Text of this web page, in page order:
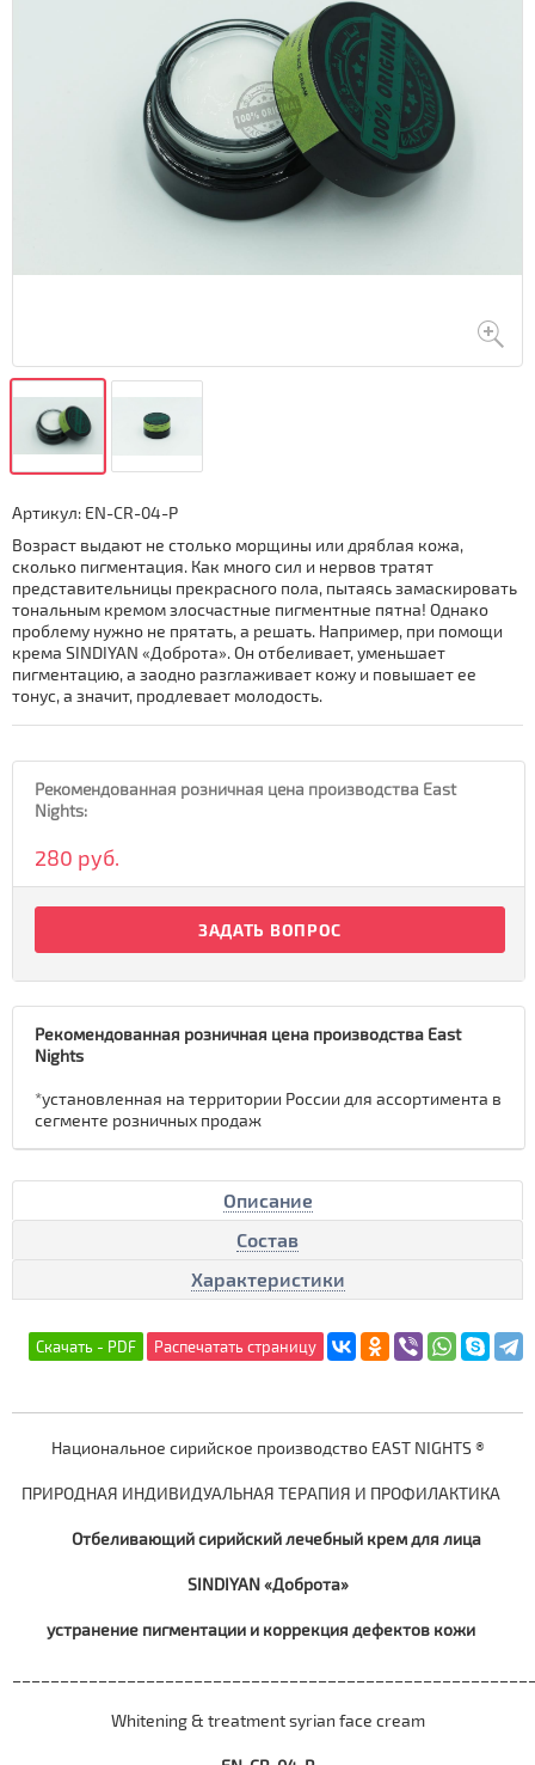
Артикул: EN-CR-04-P
Возраст выдают не столько морщины или дряблая кожа,
сколько пигментация. Как много сил и нервов тратят
представительницы прекрасного пола, пытаясь замаскировать
тональным кремом злосчастные пигментные пятна! Однако
проблему нужно не прятать, а решать. Например, при помощи
крема SINDIYAN «Доброта». Он отбеливает, уменьшает
пигментацию, а заодно разглаживает кожу и повышает ее
тонус, а значит, продлевает молодость.
Рекомендованная розничная цена производства East
Nights:
280 руб.
ЗАДАТЬ ВОПРОС
Рекомендованная розничная цена производства East
Nights
*установленная на территории России для ассортимента в
сегменте розничных продаж
Описание
Состав
Характеристики
Национальное сирийское производство EAST NIGHTS ®
ПРИРОДНАЯ ИНДИВИДУАЛЬНАЯ ТЕРАПИЯ И ПРОФИЛАКТИКА
Отбеливающий сирийский лечебный крем для лица
SINDIYAN «Доброта»
устранение пигментации и коррекция дефектов кожи
Whitening & treatment syrian face cream